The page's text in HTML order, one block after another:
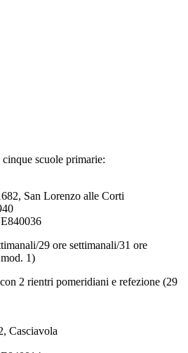
scuole primarie:
San Lorenzo alle Corti
29 ore settimanali/31 ore
1)
2 rientri pomeridiani e refezione (29
Casciavola